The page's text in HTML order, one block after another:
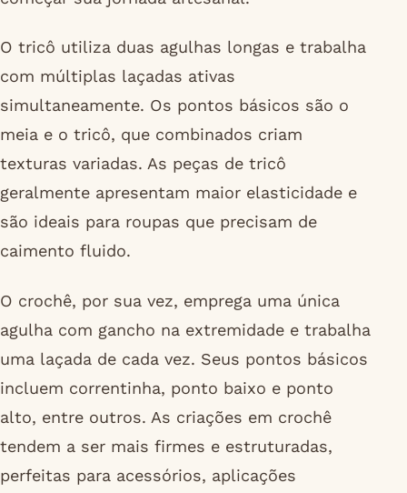
O tricô utiliza duas agulhas longas e trabalha
com múltiplas laçadas ativas
simultaneamente. Os pontos básicos são o
meia e o tricô, que combinados criam
texturas variadas. As peças de tricô
geralmente apresentam maior elasticidade e
são ideais para roupas que precisam de
caimento fluido.
O crochê, por sua vez, emprega uma única
agulha com gancho na extremidade e trabalha
uma laçada de cada vez. Seus pontos básicos
incluem correntinha, ponto baixo e ponto
alto, entre outros. As criações em crochê
tendem a ser mais firmes e estruturadas,
perfeitas para acessórios, aplicações